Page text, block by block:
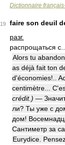
Dictionnaire
19
faire son deuil
разг.
распрощаться
Alors tu
as déjà fait ton
d'économies!..
centimètre...
crédit.) —
ли? Ты уже с
дом!
Сантиметр за
Eurydice.